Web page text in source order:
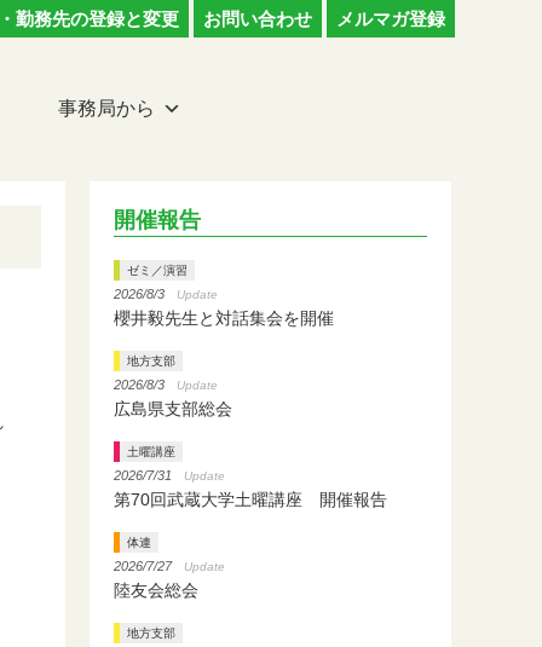
勤務先の登録と変更 お問い合わせ メルマガ登録
事務局から
開催報告
ゼミ／演習
2026/8/3 Update
櫻井毅先生と対話集会を開催
地方支部
2026/8/3 Update
広島県支部総会
土曜講座
2026/7/31 Update
第70回武蔵大学土曜講座 開催報告
体連
2026/7/27 Update
陸友会総会
地方支部